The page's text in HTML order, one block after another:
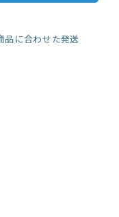
品に合わせた発送